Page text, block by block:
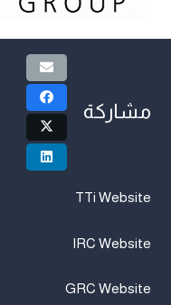
مشاركة
TTi Website
IRC Website
GRC Website